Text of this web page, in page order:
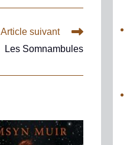
Article suivant
Les Somnambules